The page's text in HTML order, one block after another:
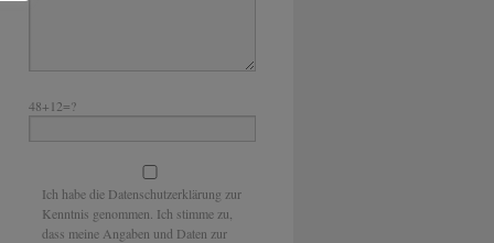
48+12=?
Ich habe die Datenschutzerklärung zur
Kenntnis genommen. Ich stimme zu,
dass meine Angaben und Daten zur